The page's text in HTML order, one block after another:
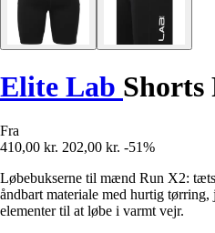
Elite Lab Shorts
Fra
410,00 kr. 202,00 kr. -51%
Løbebukserne til mænd Run X2:
åndbart materiale med hurtig
elementer til at løbe i varmt vejr.